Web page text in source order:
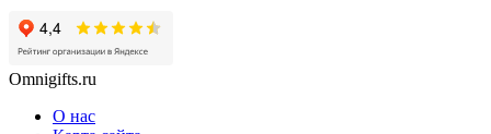
Omnigifts.ru
О нас